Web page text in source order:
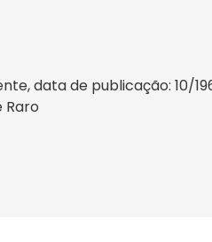
data de publicação: 10/
Raro